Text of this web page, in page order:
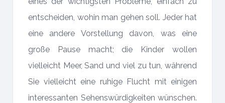
entscheiden, wohin man gehen soll. Jeder hat
eine andere Vorstellung davon, was eine
große Pause macht; die Kinder wollen
vielleicht Meer, Sand und viel zu tun, während
Sie vielleicht eine ruhige Flucht mit einigen
interessanten Sehenswürdigkeiten wünschen.